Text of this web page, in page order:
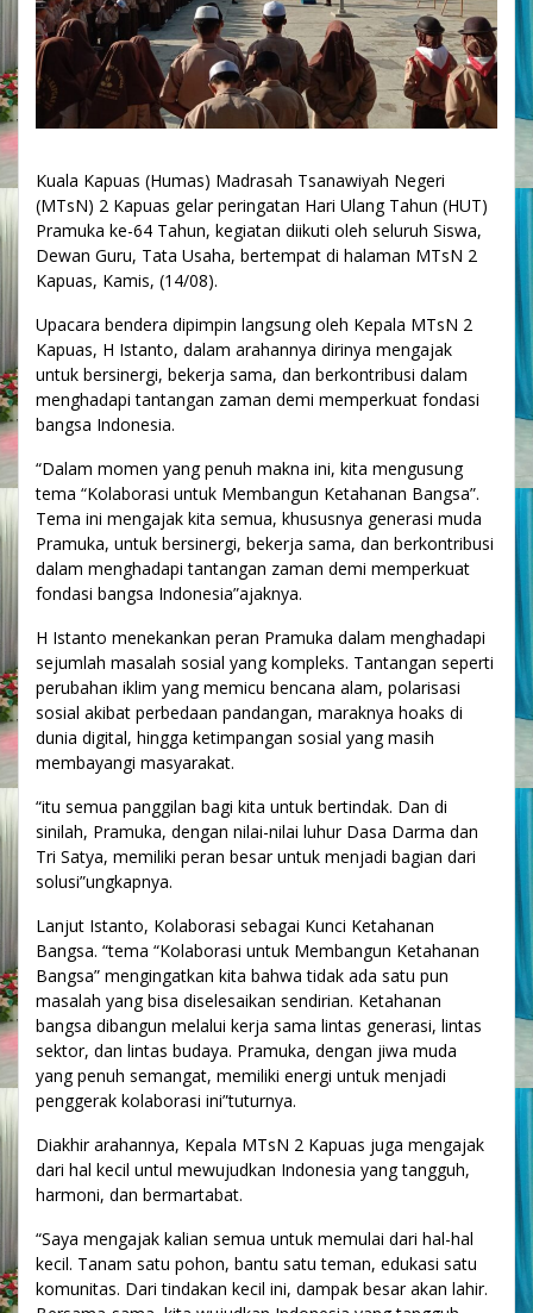
Kuala Kapuas (Humas) Madrasah Tsanawiyah Negeri
(MTsN) 2 Kapuas gelar peringatan Hari Ulang Tahun (HUT)
Pramuka ke-64 Tahun, kegiatan diikuti oleh seluruh Siswa,
Dewan Guru, Tata Usaha, bertempat di halaman MTsN 2
Kapuas, Kamis, (14/08).
Upacara bendera dipimpin langsung oleh Kepala MTsN 2
Kapuas, H Istanto, dalam arahannya dirinya mengajak
untuk bersinergi, bekerja sama, dan berkontribusi dalam
menghadapi tantangan zaman demi memperkuat fondasi
bangsa Indonesia.
“Dalam momen yang penuh makna ini, kita mengusung
tema “Kolaborasi untuk Membangun Ketahanan Bangsa”.
Tema ini mengajak kita semua, khususnya generasi muda
Pramuka, untuk bersinergi, bekerja sama, dan berkontribusi
dalam menghadapi tantangan zaman demi memperkuat
fondasi bangsa Indonesia”ajaknya.
H Istanto menekankan peran Pramuka dalam menghadapi
sejumlah masalah sosial yang kompleks. Tantangan seperti
perubahan iklim yang memicu bencana alam, polarisasi
sosial akibat perbedaan pandangan, maraknya hoaks di
dunia digital, hingga ketimpangan sosial yang masih
membayangi masyarakat.
“itu semua panggilan bagi kita untuk bertindak. Dan di
sinilah, Pramuka, dengan nilai-nilai luhur Dasa Darma dan
Tri Satya, memiliki peran besar untuk menjadi bagian dari
solusi”ungkapnya.
Lanjut Istanto, Kolaborasi sebagai Kunci Ketahanan
Bangsa. “tema “Kolaborasi untuk Membangun Ketahanan
Bangsa” mengingatkan kita bahwa tidak ada satu pun
masalah yang bisa diselesaikan sendirian. Ketahanan
bangsa dibangun melalui kerja sama lintas generasi, lintas
sektor, dan lintas budaya. Pramuka, dengan jiwa muda
yang penuh semangat, memiliki energi untuk menjadi
penggerak kolaborasi ini”tuturnya.
Diakhir arahannya, Kepala MTsN 2 Kapuas juga mengajak
dari hal kecil untul mewujudkan Indonesia yang tangguh,
harmoni, dan bermartabat.
“Saya mengajak kalian semua untuk memulai dari hal-hal
kecil. Tanam satu pohon, bantu satu teman, edukasi satu
komunitas. Dari tindakan kecil ini, dampak besar akan lahir.